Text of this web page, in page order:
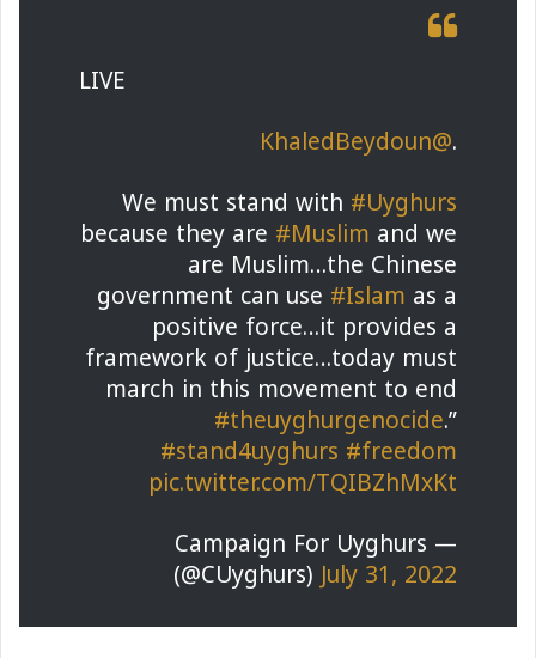
LIVE
.
@KhaledBeydoun
We must stand with #Uyghurs
because they are #Muslim and we
are Muslim…the Chinese
government can use #Islam as a
positive force…it provides a
framework of justice…today must
march in this movement to end
#theuyghurgenocide.”
#stand4uyghurs #freedom
pic.twitter.com/TQIBZhMxKt
— Campaign For Uyghurs
(@CUyghurs)July 31, 2022